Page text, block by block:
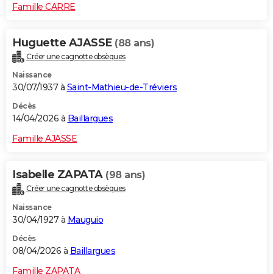
Famille CARRE
Huguette AJASSE (88 ans)
Créer une cagnotte obsèques
Naissance
30/07/1937 à Saint-Mathieu-de-Tréviers
Décès
14/04/2026 à Baillargues
Famille AJASSE
Isabelle ZAPATA (98 ans)
Créer une cagnotte obsèques
Naissance
30/04/1927 à Mauguio
Décès
08/04/2026 à Baillargues
Famille ZAPATA